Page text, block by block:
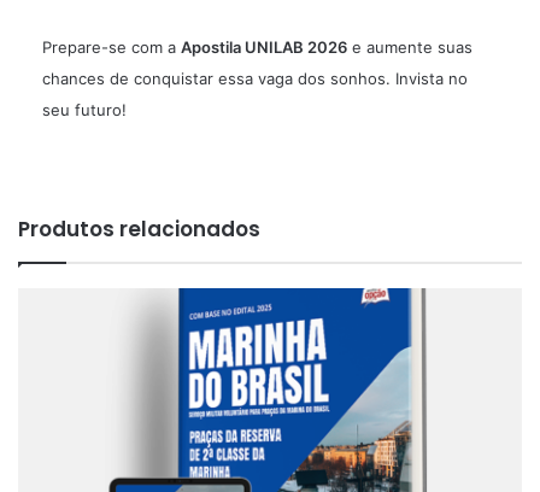
Prepare-se com a Apostila UNILAB 2026 e aumente suas
chances de conquistar essa vaga dos sonhos. Invista no
seu futuro!
Produtos relacionados